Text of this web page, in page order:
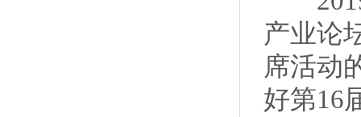
产业论
席活动
好第16